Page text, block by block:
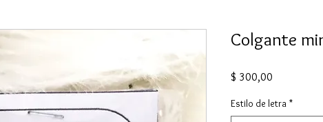
Colgante
$ 300,00
Estilo de letra *